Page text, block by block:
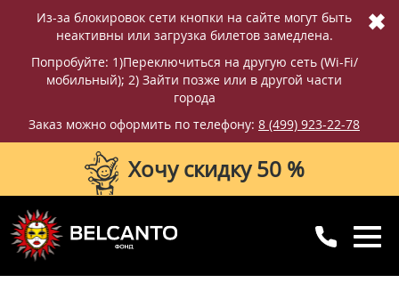
Из-за блокировок сети кнопки на сайте могут быть
неактивны или загрузка билетов замедлена.
Попробуйте: 1)Переключиться на другую сеть (Wi-Fi/
мобильный); 2) Зайти позже или в другой части
города
Заказ можно оформить по телефону: 8 (499) 923-22-78
✖
Хочу скидку 50 %